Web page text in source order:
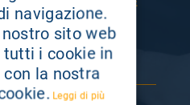
navigazione.
sito web
tutti i cookie in
la nostra
Leggi di più